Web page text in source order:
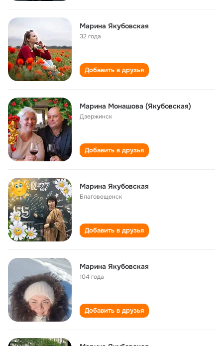
Марина Якубовская
32 года
Добавить в друзья
Марина Монашова (Якубовская)
Дзержинск
Добавить в друзья
Марина Якубовская
Благовещенск
Добавить в друзья
Марина Якубовская
104 года
Добавить в друзья